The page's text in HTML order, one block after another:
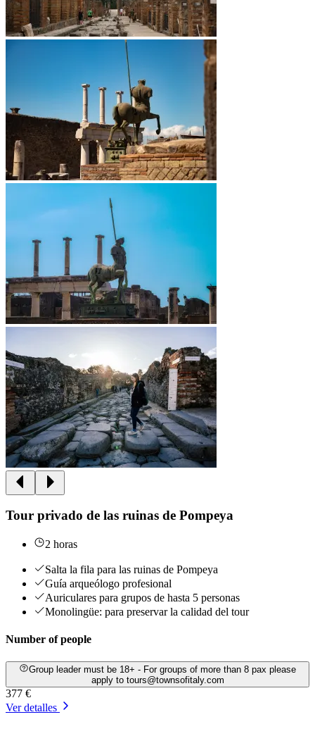
Tour privado de las ruinas de Pompeya
2 horas
Salta la fila para las ruinas de Pompeya
Guía arqueólogo profesional
Auriculares para grupos de hasta 5 personas
Monolingüe: para preservar la calidad del tour
Number of people
Group leader must be 18+ - For groups of more than 8 pax please
apply to tours@townsofitaly.com
377 €
Ver detalles